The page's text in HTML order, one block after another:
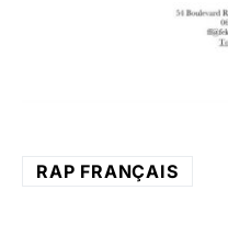
RAP FRANÇAIS